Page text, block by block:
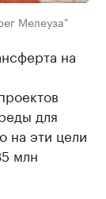
Мелеуза"
на
для
на эти цели
млн